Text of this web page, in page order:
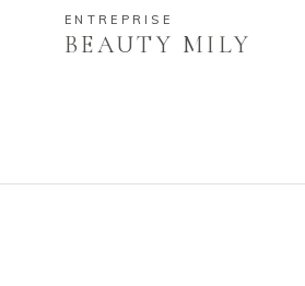
ENTREPRISE
BEAUTY MILY